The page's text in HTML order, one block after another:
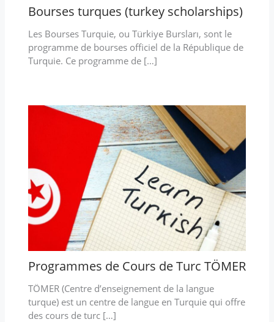
Bourses turques (turkey scholarships)
Les Bourses Turquie, ou Türkiye Bursları, sont le
programme de bourses officiel de la République de
Turquie. Ce programme de […]
Programmes de Cours de Turc TÖMER
TÖMER (Centre d’enseignement de la langue
turque) est un centre de langue en Turquie qui offre
des cours de turc […]